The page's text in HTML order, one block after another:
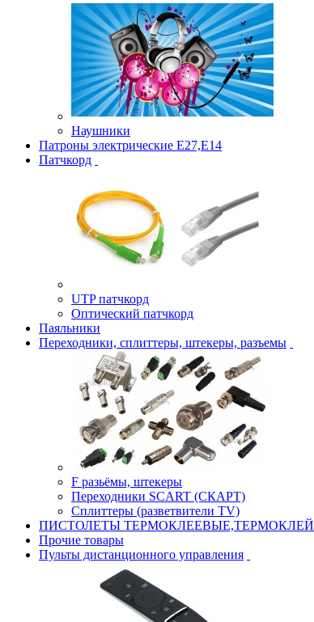
Наушники
Патроны электрические Е27,Е14
Патчкорд
UTP патчкорд
Оптический патчкорд
Паяльники
Переходники, сплиттеры, штекеры, разъемы
F разьёмы, штекеры
Переходники SCART (СКАРТ)
Сплиттеры (разветвители TV)
ПИСТОЛЕТЫ ТЕРМОКЛЕЕВЫЕ,ТЕРМОКЛЕЙ
Прочие товары
Пульты дистанционного управления